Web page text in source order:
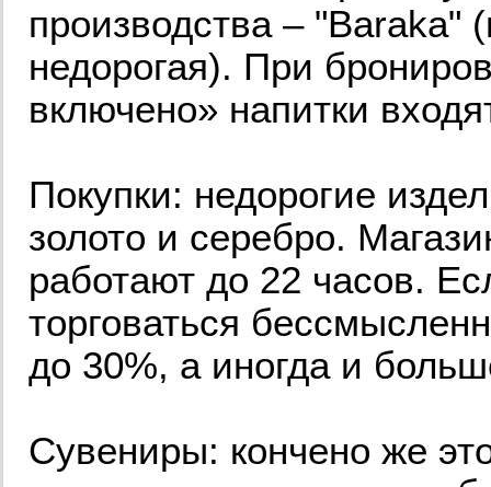
производства – "Baraka"
недорогая). При
включено» напитки
Покупки: недорогие
золото и серебро.
работают до 22 часов.
торговаться
до 30%, а иногда и
Сувениры: кончено же